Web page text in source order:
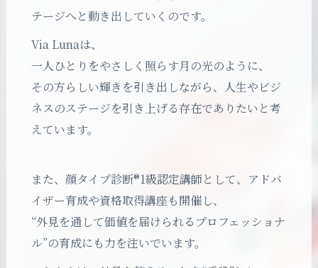
テージへと動き出していくのです。
Via Lunaは、
一人ひとりをやさしく照らす月の光のように、
その方らしい輝きを引き出しながら、人生やビジ
ネスのステージを引き上げる存在でありたいと考
えています。
また、顔タイプ診断®︎1級認定講師として、アドバ
イザー育成や資格取得講座も開催し、
“外見を通して価値を届けられるプロフェッショナ
ル”の育成にも力を注いでいます。